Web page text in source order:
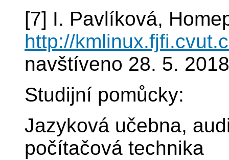
[7] I. Pavlíková,
http://
navštíveno 28. 5. 2018
Studijní pomůcky:
Jazyková učebna,
počítačová technika